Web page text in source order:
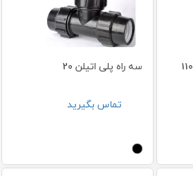
سه راه پلی اتیلن 20
تماس بگیرید